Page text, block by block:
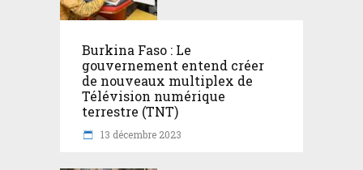
Burkina Faso : Le
gouvernement entend créer
de nouveaux multiplex de
Télévision numérique
terrestre (TNT)
13 décembre 2023